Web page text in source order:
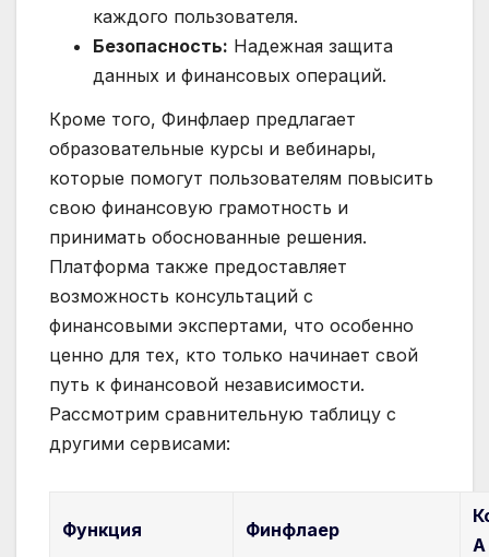
каждого пользователя.
Безопасность: Надежная защита
данных и финансовых операций.
Кроме того, Финфлаер предлагает
образовательные курсы и вебинары,
которые помогут пользователям повысить
свою финансовую грамотность и
принимать обоснованные решения.
Платформа также предоставляет
возможность консультаций с
финансовыми экспертами, что особенно
ценно для тех, кто только начинает свой
путь к финансовой независимости.
Рассмотрим сравнительную таблицу с
другими сервисами:
Функция Финфлаер
A